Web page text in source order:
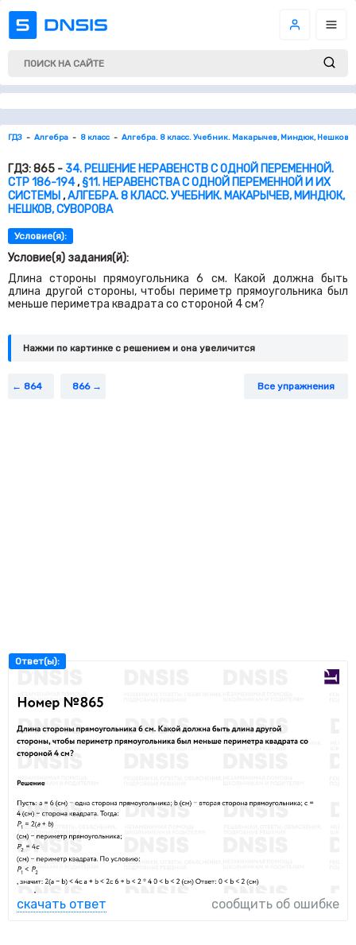
ГДЗ Алгебра 8 класс Алгебра. 8 класс. Учебник. Макарычев, Миндюк, Нешков,
ГДЗ: 865 - 34. РЕШЕНИЕ НЕРАВЕНСТВ С ОДНОЙ ПЕРЕМЕННОЙ.
СТР 186-194,§11. НЕРАВЕНСТВА С ОДНОЙ ПЕРЕМЕННОЙ И ИХ
СИСТЕМЫ,АЛГЕБРА. 8 КЛАСС. УЧЕБНИК. МАКАРЫЧЕВ, МИНДЮК,
НЕШКОВ, СУВОРОВА
Условие(я):
Условие(я) задания(й):
Длина стороны прямоугольника6 см. Какой должна быть
длина другой стороны, чтобы периметр прямоугольника был
меньше периметра квадрата со стороной 4см?
Нажми по картинке c решением и она увеличится
864 866 Все упражнения
Ответ(ы):
скачать ответ сообщить об ошибке